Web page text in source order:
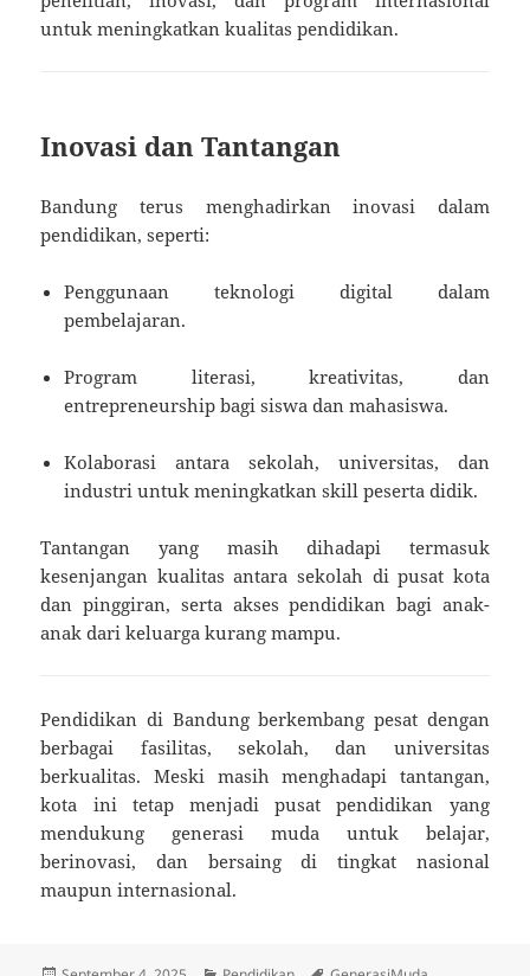
untuk meningkatkan kualitas pendidikan.
Inovasi dan Tantangan
Bandung terus menghadirkan inovasi dalam
pendidikan, seperti:
Penggunaan teknologi digital dalam
pembelajaran.
Program literasi, kreativitas, dan
entrepreneurship bagi siswa dan mahasiswa.
Kolaborasi antara sekolah, universitas, dan
industri untuk meningkatkan skill peserta didik.
Tantangan yang masih dihadapi termasuk
kesenjangan kualitas antara sekolah di pusat kota
dan pinggiran, serta akses pendidikan bagi anak-
anak dari keluarga kurang mampu.
Pendidikan di Bandung berkembang pesat dengan
berbagai fasilitas, sekolah, dan universitas
berkualitas. Meski masih menghadapi tantangan,
kota ini tetap menjadi pusat pendidikan yang
mendukung generasi muda untuk belajar,
berinovasi, dan bersaing di tingkat nasional
maupun internasional.